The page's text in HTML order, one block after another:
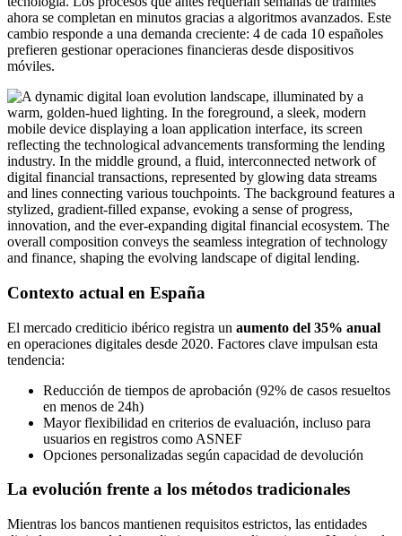
ahora se completan en minutos gracias a algoritmos avanzados. Este
cambio responde a una demanda creciente: 4 de cada 10 españoles
prefieren gestionar operaciones financieras desde dispositivos
móviles.
Contexto actual en España
El mercado crediticio ibérico registra un aumento del 35% anual
en operaciones digitales desde 2020. Factores clave impulsan esta
tendencia:
Reducción de tiempos de aprobación (92% de casos resueltos
en menos de 24h)
Mayor flexibilidad en criterios de evaluación, incluso para
usuarios en registros como ASNEF
Opciones personalizadas según capacidad de devolución
La evolución frente a los métodos tradicionales
Mientras los bancos mantienen requisitos estrictos, las entidades